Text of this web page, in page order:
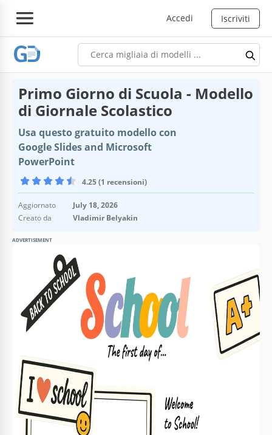
Accedi Iscriviti
Primo Giorno di Scuola - Modello
di Giornale Scolastico
Usa questo gratuito modello con
Google Slides and Microsoft
PowerPoint
4.25 (1 recensioni)
Aggiornato
July 18, 2026
Creato da
Vladimir Belyakin
ADVERTISEMENT